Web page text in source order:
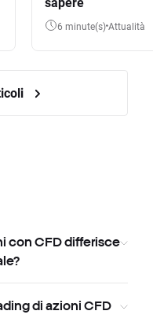
6 minute(s) Attualità
con CFD differisce
di azioni CFD